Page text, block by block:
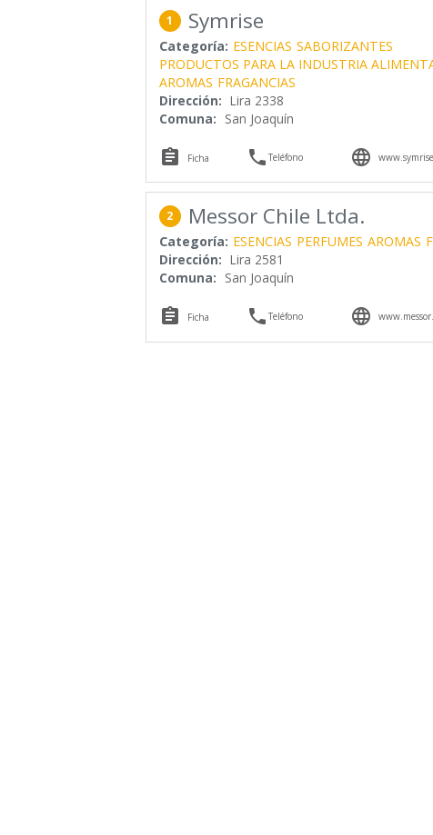
1 Symrise
Categoría: ESENCIAS SABORIZANTES
PRODUCTOS PARA LA INDUSTRIA
AROMAS FRAGANCIAS
Dirección: Lira 2338
Comuna: San Joaquín
 Ficha Teléfono 
2 Messor Chile Ltda.
Categoría: ESENCIAS PERFUMES AROMAS
Dirección: Lira 2581
Comuna: San Joaquín
 Ficha Teléfono 